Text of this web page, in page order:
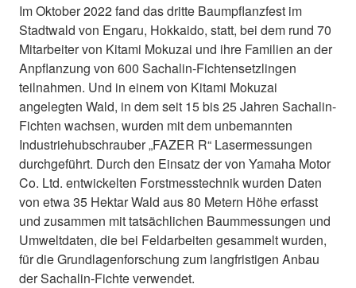
Im Oktober 2022 fand das dritte Baumpflanzfest im
Stadtwald von Engaru, Hokkaido, statt, bei dem rund 70
Mitarbeiter von Kitami Mokuzai und ihre Familien an der
Anpflanzung von 600 Sachalin-Fichtensetzlingen
teilnahmen. Und in einem von Kitami Mokuzai
angelegten Wald, in dem seit 15 bis 25 Jahren Sachalin-
Fichten wachsen, wurden mit dem unbemannten
Industriehubschrauber „FAZER R“ Lasermessungen
durchgeführt. Durch den Einsatz der von Yamaha Motor
Co. Ltd. entwickelten Forstmesstechnik wurden Daten
von etwa 35 Hektar Wald aus 80 Metern Höhe erfasst
und zusammen mit tatsächlichen Baummessungen und
Umweltdaten, die bei Feldarbeiten gesammelt wurden,
für die Grundlagenforschung zum langfristigen Anbau
der Sachalin-Fichte verwendet.